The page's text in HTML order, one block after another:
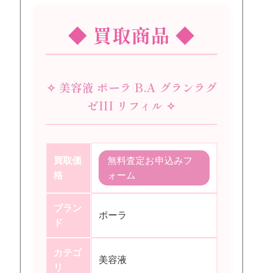
◆ 買取商品 ◆
✧ 美容液 ポーラ B.A グランラグ
ゼIII リフィル ✧
買取価
格
無料査定お申込みフ
ォーム
ブラン
ド
ポーラ
カテゴ
リ
美容液